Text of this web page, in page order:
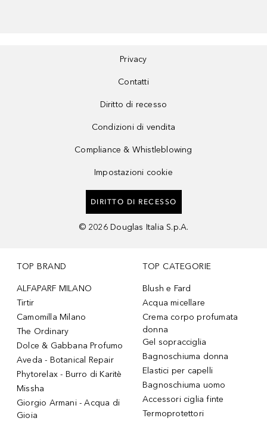
Privacy
Contatti
Diritto di recesso
Condizioni di vendita
Compliance & Whistleblowing
Impostazioni cookie
DIRITTO DI RECESSO
© 2026 Douglas Italia S.p.A.
TOP BRAND
ALFAPARF MILANO
Tirtir
Camomilla Milano
The Ordinary
Dolce & Gabbana Profumo
Aveda - Botanical Repair
Phytorelax - Burro di Karitè
Missha
Giorgio Armani - Acqua di
Gioia
TOP CATEGORIE
Blush e Fard
Acqua micellare
Crema corpo profumata
donna
Gel sopracciglia
Bagnoschiuma donna
Elastici per capelli
Bagnoschiuma uomo
Accessori ciglia finte
Termoprotettori